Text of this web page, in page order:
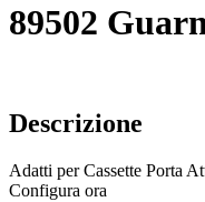
89502
Descrizione
Adatti per Cassette Porta
Configura ora